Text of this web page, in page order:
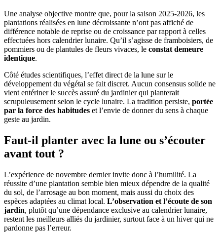
Une analyse objective montre que, pour la saison 2025-2026, les
plantations réalisées en lune décroissante n’ont pas affiché de
différence notable de reprise ou de croissance par rapport à celles
effectuées hors calendrier lunaire. Qu’il s’agisse de framboisiers, de
pommiers ou de plantules de fleurs vivaces, le constat demeure
identique.
Côté études scientifiques, l’effet direct de la lune sur le
développement du végétal se fait discret. Aucun consensus solide ne
vient entériner le succès assuré du jardinier qui planterait
scrupuleusement selon le cycle lunaire. La tradition persiste, portée
par la force des habitudes et l’envie de donner du sens à chaque
geste au jardin.
Faut-il planter avec la lune ou s’écouter
avant tout ?
L’expérience de novembre dernier invite donc à l’humilité. La
réussite d’une plantation semble bien mieux dépendre de la qualité
du sol, de l’arrosage au bon moment, mais aussi du choix des
espèces adaptées au climat local. L’observation et l’écoute de son
jardin, plutôt qu’une dépendance exclusive au calendrier lunaire,
restent les meilleurs alliés du jardinier, surtout face à un hiver qui ne
pardonne pas l’erreur.